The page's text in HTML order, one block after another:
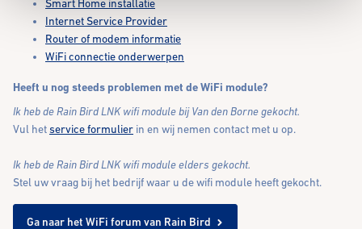
Smart Home installatie
Internet Service Provider
Router of modem informatie
WiFi connectie onderwerpen
Heeft u nog steeds problemen met de WiFi module?
Ik heb de Rain Bird LNK wifi module bij Van den Borne gekocht.
Vul hetservice formulier in en wij nemen contact met u op.
Ik heb de Rain Bird LNK wifi module elders gekocht.
Stel uw vraag bij het bedrijf waar u de wifi module heeft gekocht.
Ga naar het WiFi forum van Rain Bird